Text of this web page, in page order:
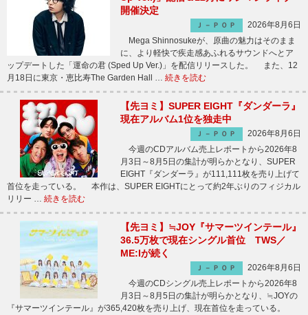
開催決定
Ｊ－ＰＯＰ
2026年8月6日
Mega Shinnosukeが、原曲の魅力はそのまま
に、より軽快で疾走感あふれるサウンドへとア
ップデートした「運命の君 (Sped Up Ver.)」を配信リリースした。 また、12
月18日に東京・恵比寿The Garden Hall … 続きを読む
【先ヨミ】SUPER EIGHT『ダンダーラ』
現在アルバム1位を独走中
Ｊ－ＰＯＰ
2026年8月6日
今週のCDアルバム売上レポートから2026年8
月3日～8月5日の集計が明らかとなり、SUPER
EIGHT『ダンダーラ』が111,111枚を売り上げて
首位を走っている。 本作は、SUPER EIGHTにとって約2年ぶりのフィジカル
リリー … 続きを読む
【先ヨミ】≒JOY『サマーツインテール』
36.5万枚で現在シングル首位 TWS／
ME:Iが続く
Ｊ－ＰＯＰ
2026年8月6日
今週のCDシングル売上レポートから2026年8
月3日～8月5日の集計が明らかとなり、≒JOYの
『サマーツインテール』が365,420枚を売り上げ、現在首位を走っている。